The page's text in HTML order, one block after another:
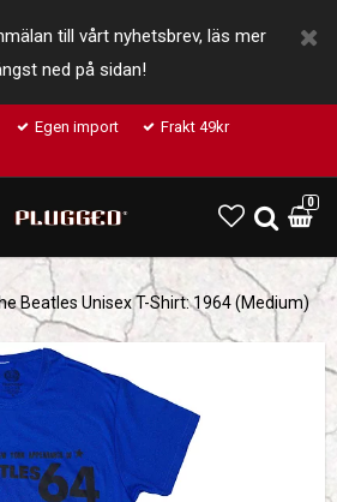
till vårt nyhetsbrev, läs mer
ned på sidan!
Egen import
Frakt 49kr
0
Beatles Unisex T-Shirt: 1964 (Medium)